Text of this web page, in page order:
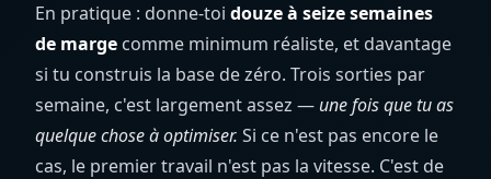
En pratique : donne-toi douze à seize semaines
de marge comme minimum réaliste, et davantage
si tu construis la base de zéro. Trois sorties par
semaine, c'est largement assez — une fois que tu as
quelque chose à optimiser. Si ce n'est pas encore le
cas, le premier travail n'est pas la vitesse. C'est de